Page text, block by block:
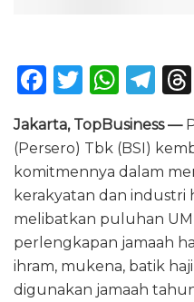
F
c
e
b
o
o
k
T
w
it
te
r
W
h
a
ts
A
p
p
T
e
g
ra
m
Jakarta, TopBusiness —
(Persero) Tbk (BSI)
komitmennya dalam
kerakyatan dan industri
melibatkan puluhan
perlengkapan jamaah
ihram, mukena, batik
digunakan jamaah